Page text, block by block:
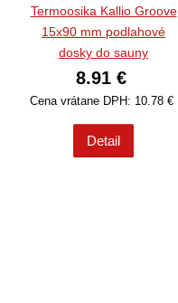
Termoosika Kallio Groove
15x90 mm podlahové
dosky do sauny
8.91 €
Cena vrátane DPH: 10.78 €
Detail